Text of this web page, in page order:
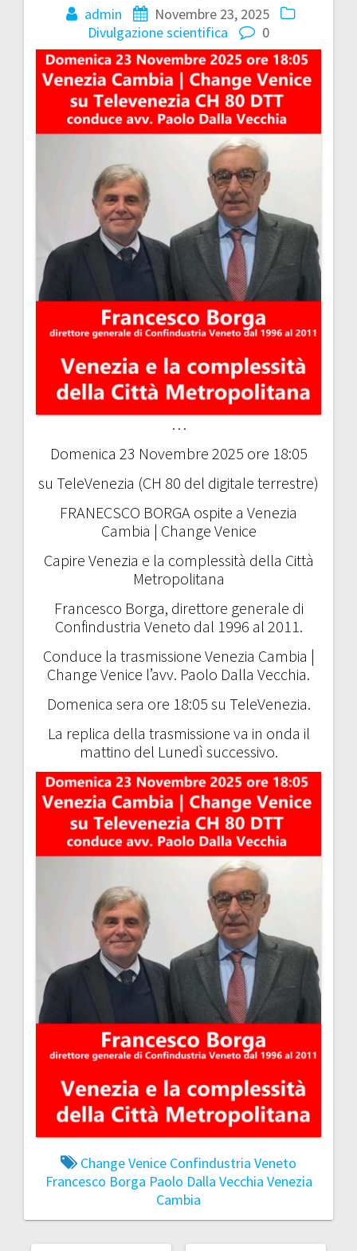
admin
Novembre 23, 2025
Divulgazione scientifica
0
…
Domenica 23 Novembre 2025 ore 18:05
su TeleVenezia (CH 80 del digitale terrestre)
FRANECSCO BORGA ospite a Venezia
Cambia | Change Venice
Capire Venezia e la complessità della Città
Metropolitana
Francesco Borga, direttore generale di
Confindustria Veneto dal 1996 al 2011.
Conduce la trasmissione Venezia Cambia |
Change Venice l’avv. Paolo Dalla Vecchia.
Domenica sera ore 18:05 su TeleVenezia.
La replica della trasmissione va in onda il
mattino del Lunedì successivo.
Change Venice Confindustria Veneto
Francesco Borga Paolo Dalla Vecchia Venezia
Cambia